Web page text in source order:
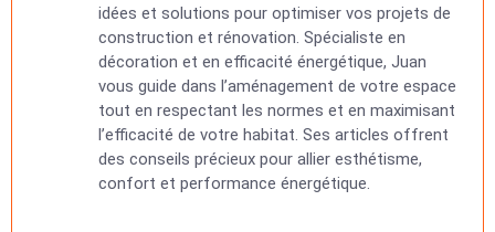
idées et solutions pour optimiser vos projets de
construction et rénovation. Spécialiste en
décoration et en efficacité énergétique, Juan
vous guide dans l’aménagement de votre espace
tout en respectant les normes et en maximisant
l’efficacité de votre habitat. Ses articles offrent
des conseils précieux pour allier esthétisme,
confort et performance énergétique.